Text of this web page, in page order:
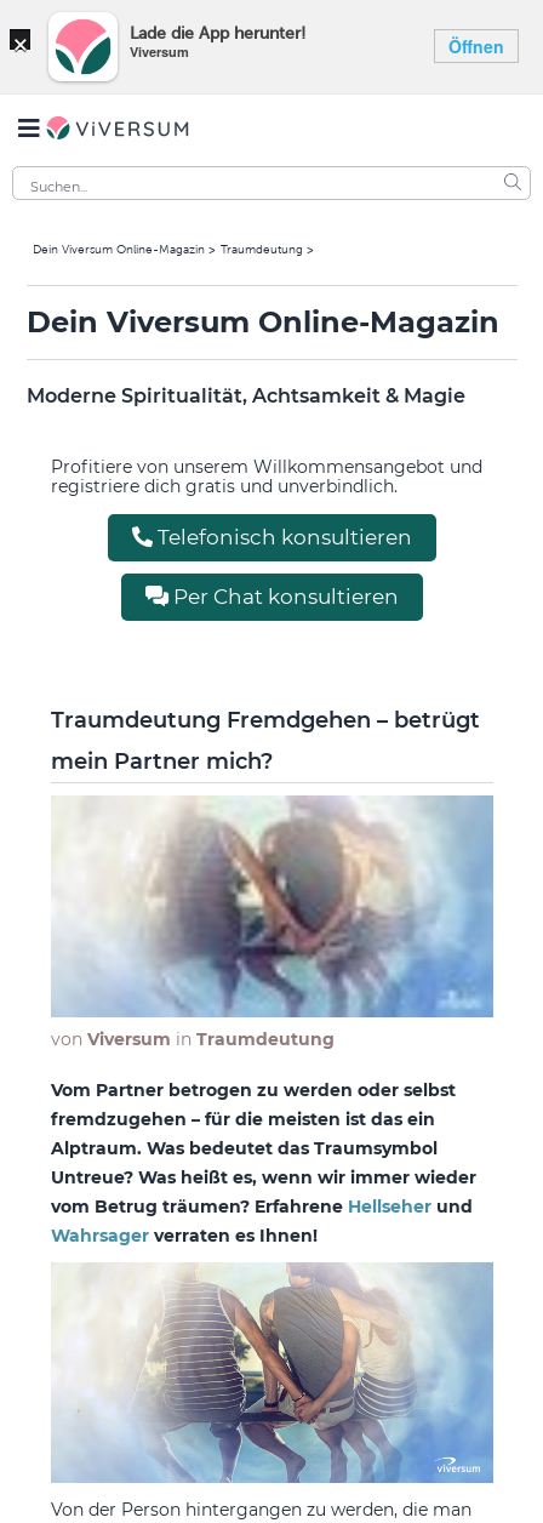
× Lade die App herunter!
Viversum Öffnen
Dein Viversum Online-Magazin Traumdeutung
Dein Viversum Online-Magazin
Moderne Spiritualität, Achtsamkeit & Magie
Profitiere von unserem Willkommensangebot und
registriere dich gratis und unverbindlich.
Telefonisch konsultieren
Per Chat konsultieren
Traumdeutung Fremdgehen – betrügt
mein Partner mich?
von Viversum in Traumdeutung
Vom Partner betrogen zu werden oder selbst
fremdzugehen – für die meisten ist das ein
Alptraum. Was bedeutet das Traumsymbol
Untreue? Was heißt es, wenn wir immer wieder
vom Betrug träumen? Erfahrene Hellseher und
Wahrsager verraten es Ihnen!
Von der Person hintergangen zu werden, die man